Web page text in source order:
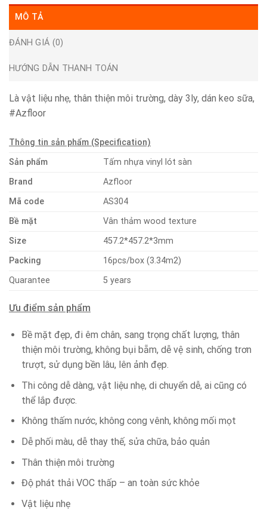
MÔ TẢ
ĐÁNH GIÁ (0)
HƯỚNG DẪN THANH TOÁN
Là vật liệu nhẹ, thân thiện môi trường, dày 3ly, dán keo sữa,
#Azfloor
Thông tin sản phẩm (Specification)
Sản phẩm
Tấm nhựa vinyl lót sàn
Brand
Azfloor
Mã code
AS304
Bề mặt
Vân thảm wood texture
Size
457.2*457.2*3mm
Packing
16pcs/box (3.34m2)
Quarantee
5 years
Ưu điểm sản phẩm
Bề mặt đẹp, đi êm chân, sang trọng chất lượng, thân
thiện môi trường, không bụi bẵm, dễ vệ sinh, chống trơn
trượt, sử dụng bền lâu, lên ảnh đẹp.
Thi công dễ dàng, vật liệu nhẹ, di chuyển dễ, ai cũng có
thể lắp được.
Không thấm nước, không cong vênh, không mối mọt
Dễ phối màu, dễ thay thế, sửa chữa, bảo quản
Thân thiện môi trường
Độ phát thải VOC thấp – an toàn sức khỏe
Vật liệu nhẹ